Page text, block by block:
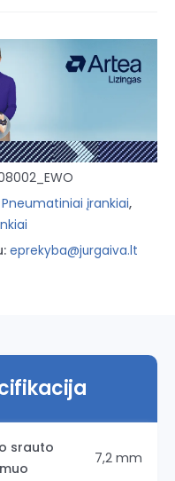
Pneumatiniai įrankiai,
eprekyba@jurgaiva.lt
srauto
7,2 mm